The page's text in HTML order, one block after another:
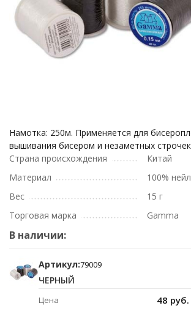
Намотка: 250м. Применяется для
вышивания бисером и незаметных
Страна происхождения
Китай
Материал
100%
Вес
15 г
Торговая марка
Gamma
В наличии:
Артикул:79009
ЧЕРНЫЙ
Цена 48 руб.